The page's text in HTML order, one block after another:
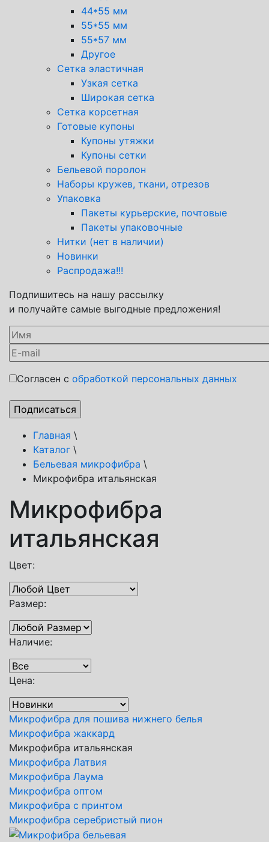
44*55 мм
55*55 мм
55*57 мм
Другое
Сетка эластичная
Узкая сетка
Широкая сетка
Сетка корсетная
Готовые купоны
Купоны утяжки
Купоны сетки
Бельевой поролон
Наборы кружев, ткани, отрезов
Упаковка
Пакеты курьерские, почтовые
Пакеты упаковочные
Нитки (нет в наличии)
Новинки
Распродажа!!!
Подпишитесь на нашу рассылку
и получайте самые выгодные предложения!
Согласен с обработкой персональных данных
Главная \
Каталог \
Бельевая микрофибра \
Микрофибра итальянская
Микрофибра
итальянская
Цвет:
Размер:
Наличие:
Цена:
Микрофибра для пошива нижнего белья
Микрофибра жаккард
Микрофибра итальянская
Микрофибра Латвия
Микрофибра Лаума
Микрофибра оптом
Микрофибра с принтом
Микрофибра серебристый пион